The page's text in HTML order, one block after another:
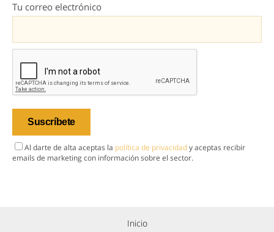
Tu correo electrónico
Al darte de alta aceptas la política de privacidady aceptas recibir
emails de marketing con información sobre el sector.
Inicio